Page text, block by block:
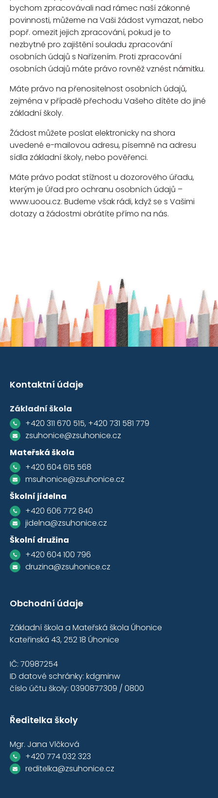
bychom zpracovávali nad rámec naší zákonné
povinnosti, můžeme na Vaši žádost vymazat, nebo
popř. omezit jejich zpracování, pokud je to
nezbytné pro zajištění souladu zpracování
osobních údajů s Nařízením. Proti zpracování
osobních údajů máte právo rovněž vznést námitku.
Máte právo na přenositelnost osobních údajů,
zejména v případě přechodu Vašeho dítěte do jiné
základní školy.
Žádost můžete poslat elektronicky na shora
uvedené e-mailovou adresu, písemně na adresu
sídla základní školy, nebo pověřenci.
Máte právo podat stížnost u dozorového úřadu,
kterým je Úřad pro ochranu osobních údajů –
www.uoou.cz. Budeme však rádi, když se s Vašimi
dotazy a žádostmi obrátíte přímo na nás.
Kontaktní údaje
Základní škola
+420 311 670 515, +420 731 581 779
zsuhonice@zsuhonice.cz
Mateřská škola
+420 604 615 568
msuhonice@zsuhonice.cz
Školní jídelna
+420 606 772 840
jidelna@zsuhonice.cz
Školní družina
+420 604 100 796
druzina@zsuhonice.cz
Obchodní údaje
Základní škola a Mateřská škola Úhonice
Kateřinská 43, 252 18 Úhonice
IČ: 70987254
ID datové schránky: kdgminw
číslo účtu školy: 0390877309 / 0800
Ředitelka školy
Mgr. Jana Vlčková
+420 774 032 323
reditelka@zsuhonice.cz